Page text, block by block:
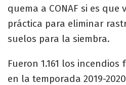
quema a CONAF si es
práctica para eliminar
suelos para la siembra.
Fueron 1.161 los
en la temporada 2019-